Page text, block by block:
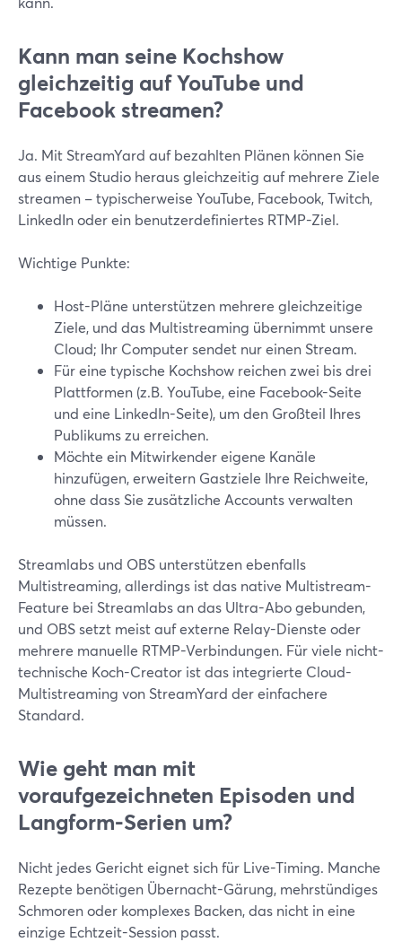
Kann man seine Kochshow
gleichzeitig auf YouTube und
Facebook streamen?
Ja. Mit StreamYard auf bezahlten Plänen können Sie
aus einem Studio heraus gleichzeitig auf mehrere Ziele
streamen – typischerweise YouTube, Facebook, Twitch,
LinkedIn oder ein benutzerdefiniertes RTMP-Ziel.
Wichtige Punkte:
Host-Pläne unterstützen mehrere gleichzeitige
Ziele, und das Multistreaming übernimmt unsere
Cloud; Ihr Computer sendet nur einen Stream.
Für eine typische Kochshow reichen zwei bis drei
Plattformen (z.B. YouTube, eine Facebook-Seite
und eine LinkedIn-Seite), um den Großteil Ihres
Publikums zu erreichen.
Möchte ein Mitwirkender eigene Kanäle
hinzufügen, erweitern Gastziele Ihre Reichweite,
ohne dass Sie zusätzliche Accounts verwalten
müssen.
Streamlabs und OBS unterstützen ebenfalls
Multistreaming, allerdings ist das native Multistream-
Feature bei Streamlabs an das Ultra-Abo gebunden,
und OBS setzt meist auf externe Relay-Dienste oder
mehrere manuelle RTMP-Verbindungen. Für viele nicht-
technische Koch-Creator ist das integrierte Cloud-
Multistreaming von StreamYard der einfachere
Standard.
Wie geht man mit
voraufgezeichneten Episoden und
Langform-Serien um?
Nicht jedes Gericht eignet sich für Live-Timing. Manche
Rezepte benötigen Übernacht-Gärung, mehrstündiges
Schmoren oder komplexes Backen, das nicht in eine
einzige Echtzeit-Session passt.